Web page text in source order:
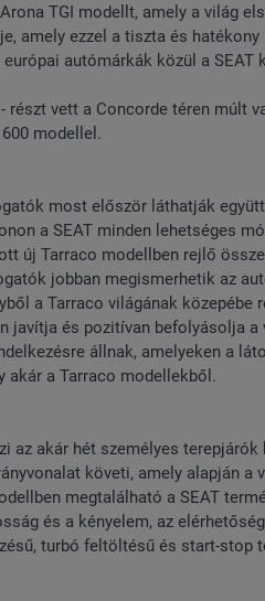
TGI modellt, amely a világ
amely ezzel a tiszta és hatékony
autómárkák közül a SEAT
vett a Concorde téren múlt
modellel.
most először láthatják
a SEAT minden lehetséges
új Tarraco modellben rejlő
jobban megismerhetik az
a Tarraco világának közepébe
javítja és pozitívan befolyásolja a
állnak, amelyeken a
akár a Tarraco modellekből.
az akár hét személyes
követi, amely alapján a
megtalálható a SEAT
és a kényelem, az
turbó feltöltésű és start-stop